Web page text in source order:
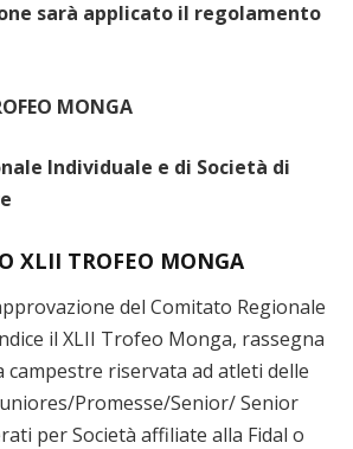
sarà applicato il regolamento
MONGA
Individuale e di Società di
XLII TROFEO MONGA
del Comitato Regionale
il XLII Trofeo Monga, rassegna
campestre riservata ad atleti delle
Promesse/Senior/ Senior
per Società affiliate alla Fidal o